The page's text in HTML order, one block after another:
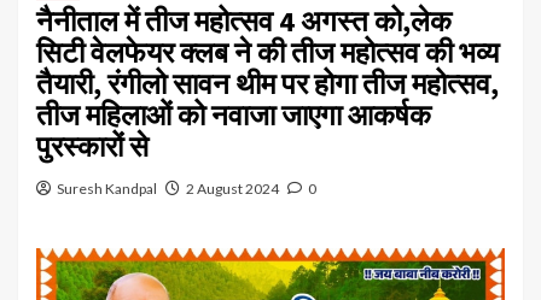
नैनीताल में तीज महोत्सव 4 अगस्त को,लेक
सिटी वेलफेयर क्लब ने की तीज महोत्सव की भव्य
तैयारी, रंगीलो सावन थीम पर होगा तीज महोत्सव,
तीज महिलाओं को नवाजा जाएगा आकर्षक
पुरस्कारों से
Suresh Kandpal 2 August 2024 0